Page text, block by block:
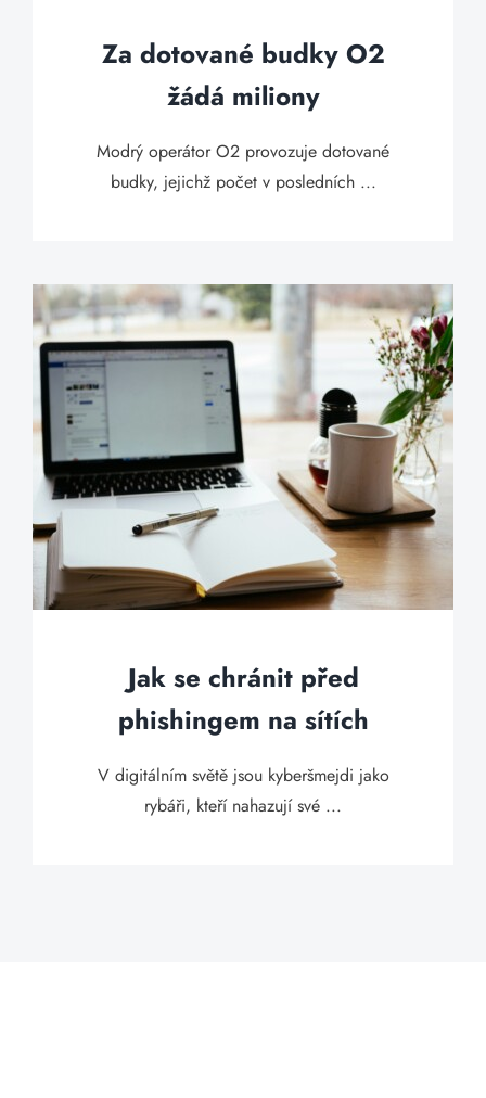
Za dotované budky O2
žádá miliony
Modrý operátor O2 provozuje dotované
budky, jejichž počet v posledních ...
Jak se chránit před
phishingem na sítích
V digitálním světě jsou kyberšmejdi jako
rybáři, kteří nahazují své ...